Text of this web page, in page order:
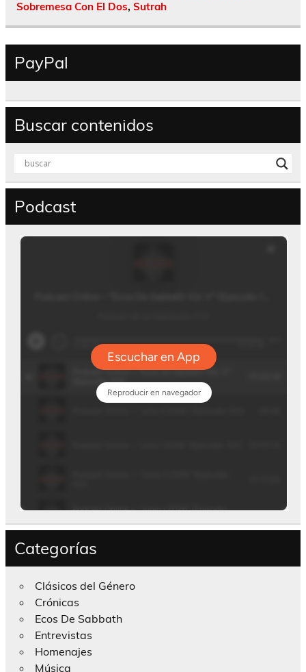
Sobremesa Con El Dos, Sutrah
PayPal
Buscar contenidos
Podcast
Categorías
Clásicos del Género
Crónicas
Ecos De Sabbath
Entrevistas
Homenajes
Música